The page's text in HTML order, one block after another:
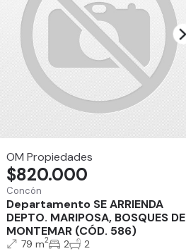
OM Propiedades
Concón
Departamento SE ARRIENDA
DEPTO. MARIPOSA, BOSQUES DE
MONTEMAR (CÓD. 586)
$820.000
79 m2 2 2